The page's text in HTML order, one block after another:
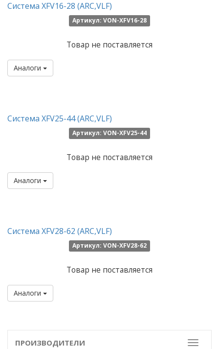
Система XFV16-28 (ARC,VLF)
Артикул: VON-XFV16-28
Товар не поставляется
Аналоги
Система XFV25-44 (ARC,VLF)
Артикул: VON-XFV25-44
Товар не поставляется
Аналоги
Система XFV28-62 (ARC,VLF)
Артикул: VON-XFV28-62
Товар не поставляется
Аналоги
Toggle
ПРОИЗВОДИТЕЛИ